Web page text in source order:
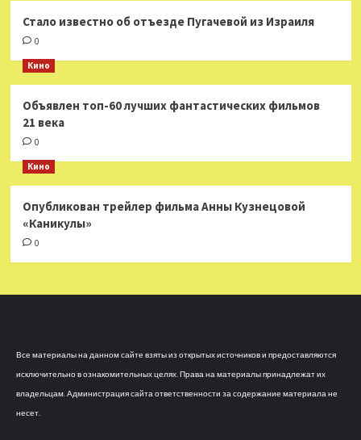
Стало известно об отъезде Пугачевой из Израиля
0
Кино
Объявлен топ-60 лучших фантастических фильмов
21 века
0
Кино
Опубликован трейлер фильма Анны Кузнецовой
«Каникулы»
0
Все материалы на данном сайте взяты из открытых источников и предоставляются
исключительно в ознакомительных целях. Права на материалы принадлежат их
владельцам. Администрация сайта ответственности за содержание материала не
несет.